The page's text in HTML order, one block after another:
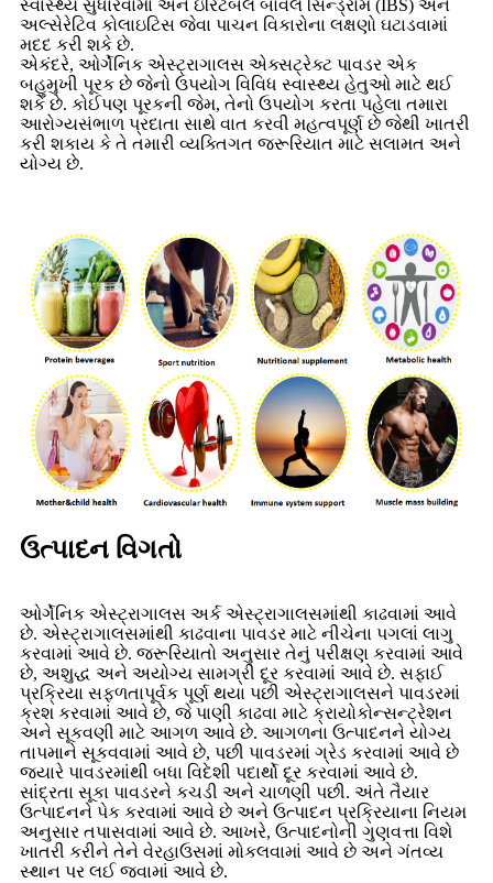
સ્વાસ્થ્ય સુધારવામાં અને ઇરિટેબલ બોવેલ સિન્ડ્રોમ (IBS) અને
અલ્સેરેટિવ કોલાઇટિસ જેવા પાચન વિકારોના લક્ષણો ઘટાડવામાં
મદદ કરી શકે છે.
એકંદરે, ઓર્ગેનિક એસ્ટ્રાગાલસ એક્સટ્રેક્ટ પાવડર એક
બહુમુખી પૂરક છે જેનો ઉપયોગ વિવિધ સ્વાસ્થ્ય હેતુઓ માટે થઈ
શકે છે. કોઈપણ પૂરકની જેમ, તેનો ઉપયોગ કરતા પહેલા તમારા
આરોગ્યસંભાળ પ્રદાતા સાથે વાત કરવી મહત્વપૂર્ણ છે જેથી ખાતરી
કરી શકાય કે તે તમારી વ્યક્તિગત જરૂરિયાત માટે સલામત અને
યોગ્ય છે.
ઉત્પાદન વિગતો
ઓર્ગેનિક એસ્ટ્રાગાલસ અર્ક એસ્ટ્રાગાલસમાંથી કાઢવામાં આવે
છે. એસ્ટ્રાગાલસમાંથી કાઢવાના પાવડર માટે નીચેના પગલાં લાગુ
કરવામાં આવે છે. જરૂરિયાતો અનુસાર તેનું પરીક્ષણ કરવામાં આવે
છે, અશુદ્ધ અને અયોગ્ય સામગ્રી દૂર કરવામાં આવે છે. સફાઈ
પ્રક્રિયા સફળતાપૂર્વક પૂર્ણ થયા પછી એસ્ટ્રાગાલસને પાવડરમાં
ક્રશ કરવામાં આવે છે, જે પાણી કાઢવા માટે ક્રાયોકોન્સન્ટ્રેશન
અને સૂકવણી માટે આગળ આવે છે. આગળના ઉત્પાદનને યોગ્ય
તાપમાને સૂકવવામાં આવે છે, પછી પાવડરમાં ગ્રેડ કરવામાં આવે છે
જ્યારે પાવડરમાંથી બધા વિદેશી પદાર્થો દૂર કરવામાં આવે છે.
સાંદ્રતા સૂકા પાવડરને કચડી અને ચાળણી પછી. અંતે તૈયાર
ઉત્પાદનને પેક કરવામાં આવે છે અને ઉત્પાદન પ્રક્રિયાના નિયમ
અનુસાર તપાસવામાં આવે છે. આખરે, ઉત્પાદનોની ગુણવત્તા વિશે
ખાતરી કરીને તેને વેરહાઉસમાં મોકલવામાં આવે છે અને ગંતવ્ય
સ્થાન પર લઈ જવામાં આવે છે.